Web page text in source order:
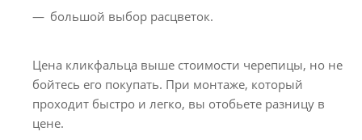
большой выбор расцветок.
Цена кликфальца выше стоимости черепицы, но не
бойтесь его покупать. При монтаже, который
проходит быстро и легко, вы отобьете разницу в
цене.